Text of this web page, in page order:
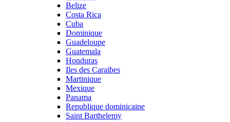
Belize
Costa Rica
Cuba
Dominique
Guadeloupe
Guatemala
Honduras
Iles des Caraibes
Martinique
Mexique
Panama
Republique dominicaine
Saint Barthelemy